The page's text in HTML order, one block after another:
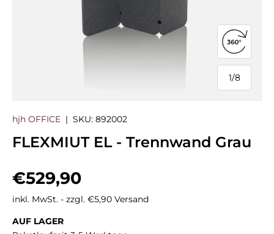
1/
von
8
360°-
hjh OFFICE | SKU: 892002
FLEXMIUT EL - Trennwand Grau
Normaler Preis
€529,90
inkl. MwSt. - zzgl. €5,90 Versand
AUF LAGER